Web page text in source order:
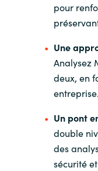
pour
Une
Analysez
deux, en
entreprise.
Un pont
double
des
sécurité